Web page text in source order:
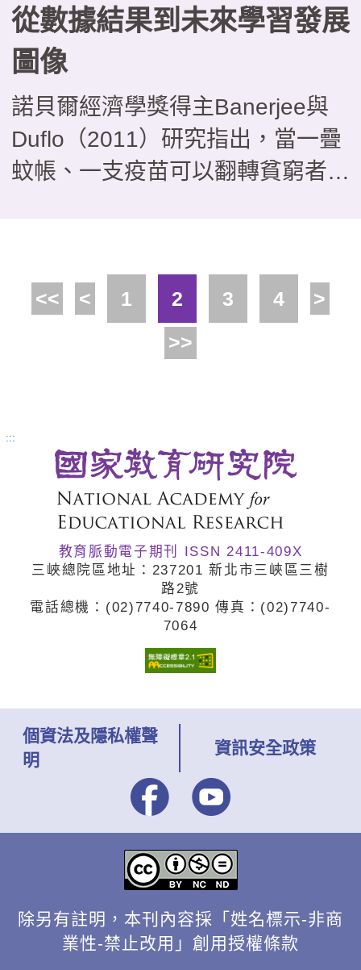
從數據結果到未來學習發展
圖像
諾貝爾經濟學獎得主Banerjee與
Duflo（2011）研究指出，當一疊
蚊帳、一支疫苗可以翻轉貧窮者的
的孩子翻轉學習與人生喔！根據
PISA 2022的資料顯示，有平板進
行學習的孩子，不論在不同的社會
階層中，數學成績都領先未擁有平
灣近年來推動「生生用平板」即是
在促進學生數位學習的能力，翻轉
教育。但這過程中，最重要的推手
正是學校校長。校長透過數位學習
領導，讓學生學習不受時間與空間
的限制，可以根據自己的學習進度
與需求進行調整，藉以提升學生學
習效能。但校長的數位領導該進行
數位學習領導告訴您。
<< < 1 2 3 4 >
>>
:::
教育脈動電子期刊 ISSN 2411-409X
三峽總院區地址：237201 新北市三峽區三樹
路2號
電話總機：(02)7740-7890 傳真：(02)7740-
7064
個資法及隱私權聲
明
資訊安全政策
除另有註明，本刊內容採「姓名標示-非商
業性-禁止改用」創用授權條款